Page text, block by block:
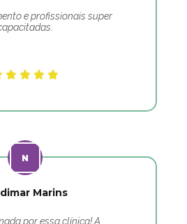
e profissionais super
Marins
por essa clínica! A